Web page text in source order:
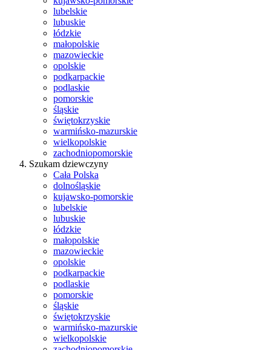
lubelskie
lubuskie
łódzkie
małopolskie
mazowieckie
opolskie
podkarpackie
podlaskie
pomorskie
śląskie
świętokrzyskie
warmińsko-mazurskie
wielkopolskie
zachodniopomorskie
Szukam dziewczyny
Cała Polska
dolnośląskie
kujawsko-pomorskie
lubelskie
lubuskie
łódzkie
małopolskie
mazowieckie
opolskie
podkarpackie
podlaskie
pomorskie
śląskie
świętokrzyskie
warmińsko-mazurskie
wielkopolskie